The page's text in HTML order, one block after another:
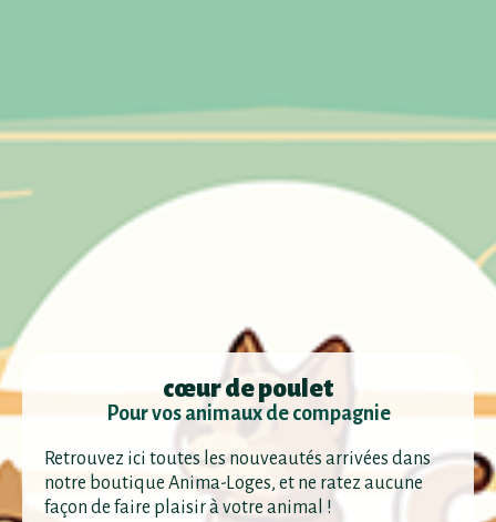
cœur de poulet
Pour vos animaux de compagnie
Retrouvez ici toutes les nouveautés arrivées dans
notre boutique Anima-Loges, et ne ratez aucune
façon de faire plaisir à votre animal !